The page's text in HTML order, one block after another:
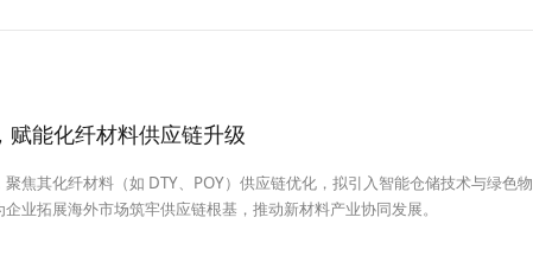
能化纤材料供应链升级
焦其化纤材料（如 DTY、POY）供应链优化，拟引入智能仓储技术与绿色物
业拓展海外市场筑牢供应链根基，推动新材料产业协同发展。